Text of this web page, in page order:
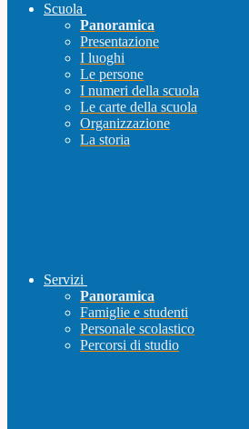
Scuola
Panoramica
Presentazione
I luoghi
Le persone
I numeri della scuola
Le carte della scuola
Organizzazione
La storia
Servizi
Panoramica
Famiglie e studenti
Personale scolastico
Percorsi di studio